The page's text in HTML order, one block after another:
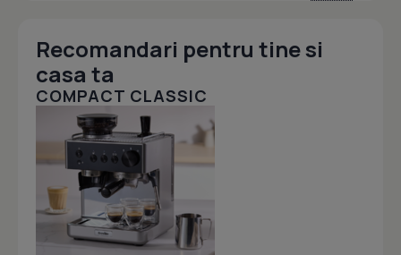
Recomandari pentru tine si
casa ta
COMPACT CLASSIC